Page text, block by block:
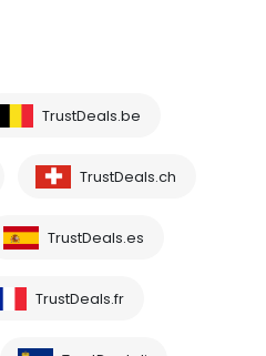
TrustDeals.be
TrustDeals.ch
TrustDeals.es
TrustDeals.fr